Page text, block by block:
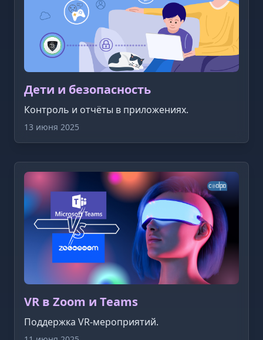
Дети и безопасность
Контроль и отчёты в приложениях.
13 июня 2025
VR в Zoom и Teams
Поддержка VR-мероприятий.